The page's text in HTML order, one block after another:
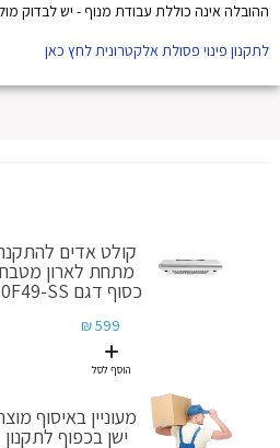
ההובלה אינה כוללת עבודת מנוף - יש לבדוק
לתקנון פינוי פסולת אלקטרונית לחץ כאן
קולט אדים
מתחת לארון מטבח
כסוף דגם 60F49-SS
599 ₪
הוסף לסל
מעוניין באיסוף
ישן בכפוף לתקנון